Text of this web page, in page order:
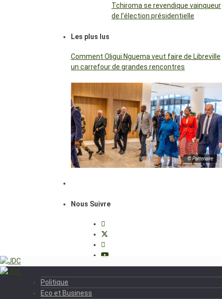
Tchiroma se revendique vainqueur
de l’élection présidentielle
Les plus lus
Comment Oligui Nguema veut faire de Libreville
un carrefour de grandes rencontres
© Partenaire
Nous Suivre
Politique
Eco et Business